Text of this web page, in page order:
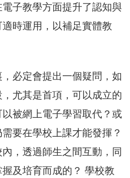
子教學方面提升了認知與
時運用，以補足實體教
必定會提出一個疑問，如
尤其是首項，可以成立的
被網上電子學習取代？或
要在學校上課才能發揮？
，透過師生之間互動，同
及培育而成的？ 學校教